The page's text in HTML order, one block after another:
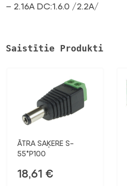
– 2.16A DC:1.6.0 /2.2A/
Saistītie Produkti
ĀTRA SAĶERE S-
55*P100
18,61 €